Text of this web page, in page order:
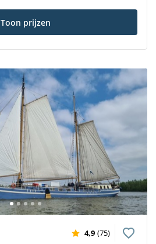
Toon prijzen
4,9 (75)